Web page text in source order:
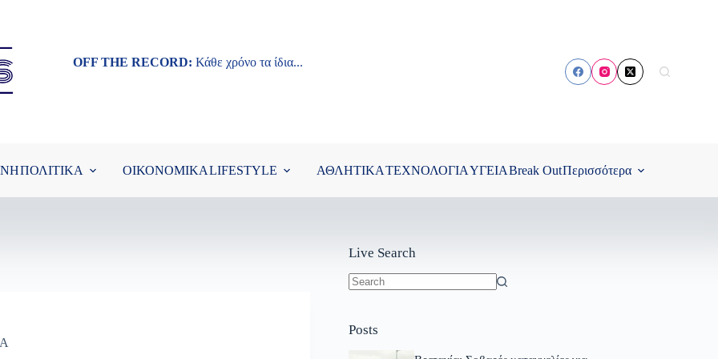
OFF THE RECORD: Κάθε χρόνο τα ίδια...
ΠΟΛΙΤΙΚΑ ΟΙΚΟΝΟΜΙΚΑLIFESTYLE ΑΘΛΗΤΙΚΑΤΕΧΝΟΛΟΓΙΑΥΓΕΙΑBreak OutΠερισσότερα
Live Search
Posts